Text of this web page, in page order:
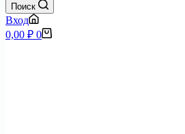
Поиск
Вход
Корзина
0,00 ₽ 0